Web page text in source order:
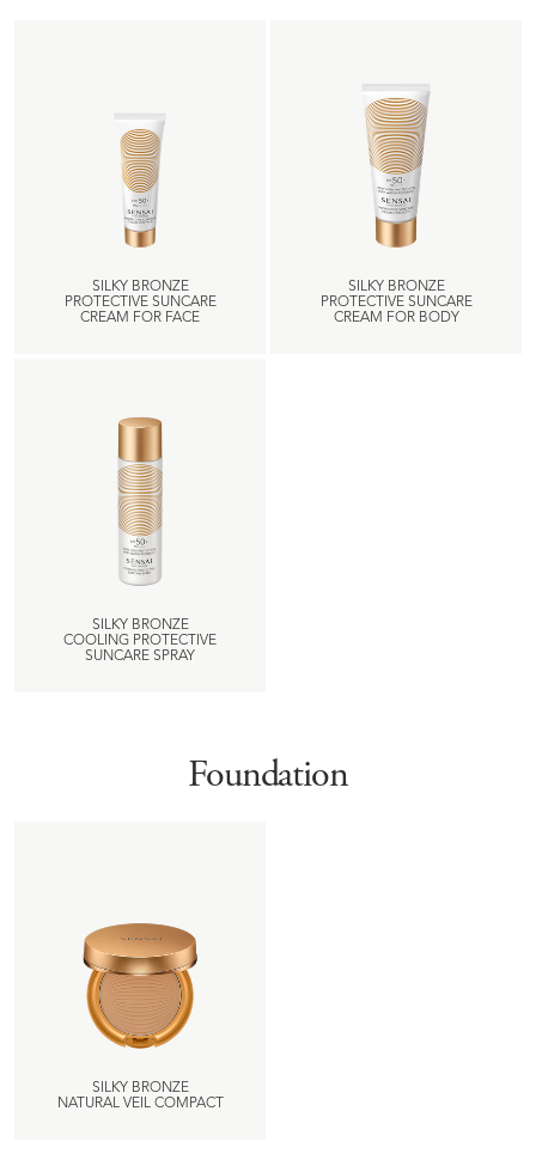
SILKY BRONZE
PROTECTIVE SUNCARE
CREAM FOR FACE
SILKY BRONZE
PROTECTIVE SUNCARE
CREAM FOR BODY
SILKY BRONZE
COOLING PROTECTIVE
SUNCARE SPRAY
Foundation
SILKY BRONZE
NATURAL VEIL COMPACT